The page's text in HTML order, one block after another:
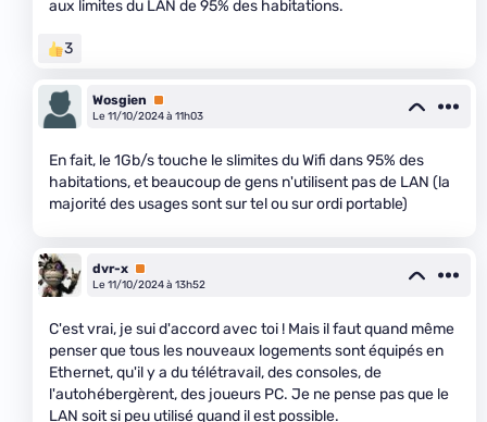
aux limites du LAN de 95% des habitations.
3
Wosgien
Premium
Le 11/10/2024 à 11h03
En fait, le 1Gb/s touche le slimites du Wifi dans 95% des
habitations, et beaucoup de gens n'utilisent pas de LAN (la
majorité des usages sont sur tel ou sur ordi portable)
dvr-x Premium
Le 11/10/2024 à 13h52
C'est vrai, je sui d'accord avec toi ! Mais il faut quand même
penser que tous les nouveaux logements sont équipés en
Ethernet, qu'il y a du télétravail, des consoles, de
l'autohébergèrent, des joueurs PC. Je ne pense pas que le
LAN soit si peu utilisé quand il est possible.